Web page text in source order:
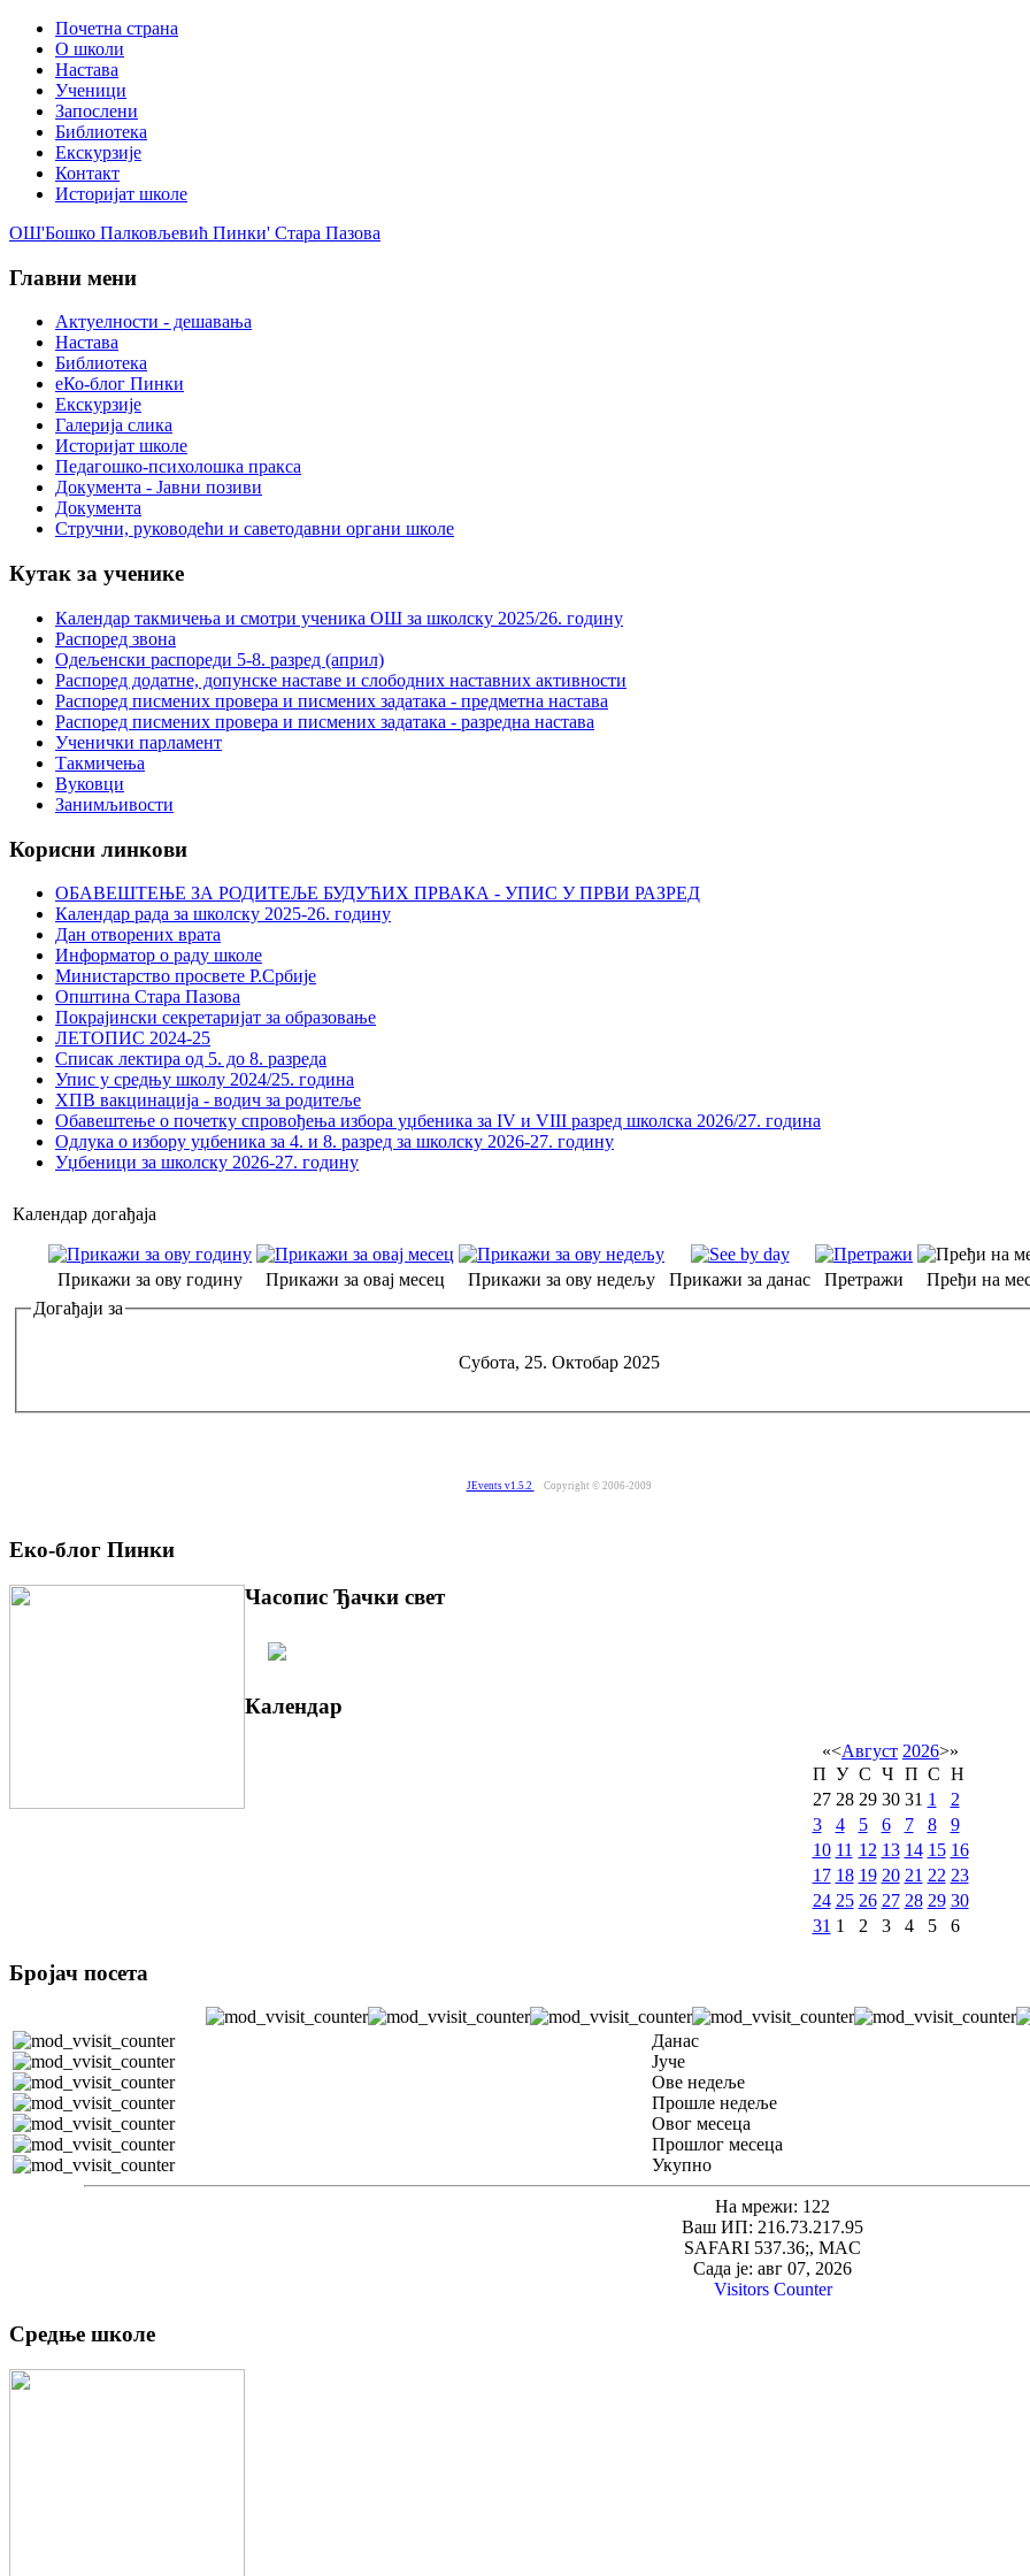
Почетна страна
О школи
Настава
Ученици
Запослени
Библиотека
Екскурзије
Контакт
Историјат школе
ОШ'Бошко Палковљевић Пинки' Стара Пазова
Главни мени
Актуелности - дешавања
Настава
Библиотека
еКо-блог Пинки
Екскурзије
Галерија слика
Историјат школе
Педагошко-психолошка пракса
Документа - Јавни позиви
Документа
Стручни, руководећи и саветодавни органи школе
Кутак за ученике
Календар такмичења и смотри ученика ОШ за школску 2025/26. годину
Распоред звона
Одељенски распореди 5-8. разред (април)
Распоред додатне, допунске наставе и слободних наставних активности
Распоред писмених провера и писмених задатака - предметна настава
Распоред писмених провера и писмених задатака - разредна настава
Ученички парламент
Такмичења
Вуковци
Занимљивости
Корисни линкови
ОБАВЕШТЕЊЕ ЗА РОДИТЕЉЕ БУДУЋИХ ПРВАКА - УПИС У ПРВИ РАЗРЕД
Календар рада за школску 2025-26. годину
Дан отворених врата
Информатор о раду школе
Министарство просвете Р.Србије
Општина Стара Пазова
Покрајински секретаријат за образовање
ЛЕТОПИС 2024-25
Списак лектира од 5. до 8. разреда
Упис у средњу школу 2024/25. година
ХПВ вакцинација - водич за родитеље
Обавештење о почетку спровођења избора уџбеника за IV и VIII разред школска 2026/27. година
Одлука о избору уџбеника за 4. и 8. разред за школску 2026-27. годину
Уџбеници за школску 2026-27. годину
Календар догађаја
Прикажи за ову годину Прикажи за овај месец Прикажи за ову недељу Прикажи за данас Претражи
Пређи на
Догађаји за
Субота, 25. Октобар 2025
JEvents v1.5.2 Copyright © 2006-2009
Еко-блог Пинки
Часопис Ђачки свет
Календар
«<Август 2026>»
П У С Ч П С Н
27 28 29 30 31 1
2
3
4 5 6 7 8
9
10 11 12 13 14 15 16
17 18 19 20 21 22 23
24 25 26 27 28 29 30
31 1 2 3 4 5 6
Бројач посета
Данас
Јуче
Ове недеље
Прошле недеље
Овог месеца
Прошлог месеца
Укупно
На мрежи: 122
Ваш ИП: 216.73.217.95
SAFARI 537.36;, MAC
Сада је: авг 07, 2026
Visitors Counter
Средње школе